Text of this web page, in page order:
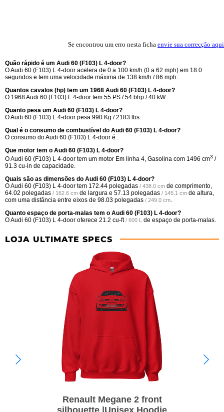
Se encontrou um erro nesta ficha envie sua correcção aqui
Quão rápido é um Audi 60 (F103) L 4-door?
O Audi 60 (F103) L 4-door acelera de 0 a 100 km/h (0 a 62 mph) em 18.0
segundos e tem uma velocidade máxima de 138 km/h / 86 mph.
Quantos cavalos (hp) tem um 1968 Audi 60 (F103) L 4-door?
O 1968 Audi 60 (F103) L 4-door tem 55 PS / 54 bhp / 40 kW.
Quanto pesa um Audi 60 (F103) L 4-door?
O Audi 60 (F103) L 4-door pesa 990 Kg / 2183 lbs.
Qual é o consumo de combustível do Audi 60 (F103) L 4-door?
O consumo do Audi 60 (F103) L 4-door é .
Que motor tem o Audi 60 (F103) L 4-door?
O Audi 60 (F103) L 4-door tem um motor Em linha 4, Gasolina com 1496 cm3 /
91.3 cu-in de capacidade.
Quais são as dimensões do Audi 60 (F103) L 4-door?
O Audi 60 (F103) L 4-door tem 172.44 polegadas / 438.0 cm de comprimento,
64.02 polegadas / 162.6 cm de largura e 57.13 polegadas / 145.1 cm de altura,
com uma distância entre eixos de 98.03 polegadas / 249.0 cm
Quanto espaço de porta-malas tem o Audi 60 (F103) L 4-door?
O Audi 60 (F103) L 4-door oferece 21.2 cu-ft / 600 L de espaço de porta-malas.
LOJA ULTIMATE SPECS